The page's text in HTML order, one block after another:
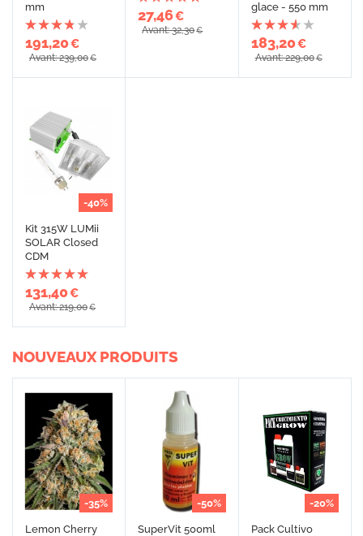
mm
191,20€
Avant: 239,00€
27,46€
Avant: 32,30€
glace - 550 mm
183,20€
Avant: 229,00€
-40%
Kit 315W LUMii
SOLAR Closed
CDM
131,40€
Avant: 219,00€
NOUVEAUX PRODUITS
-35%
Lemon Cherry
-50%
SuperVit 500ml
-20%
Pack Cultivo